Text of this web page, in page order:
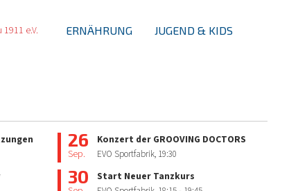
ERNÄHRUNG JUGEND & KIDS
26
Sep.
Konzert der GROOVING DOCTORS
EVO Sportfabrik, 19:30
30 Start Neuer Tanzkurs